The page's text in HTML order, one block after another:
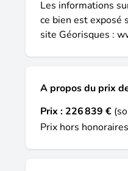
226 839 € Prix de
d'agence : 216
d'agence charge
e.thomas@safti.fr -
immatriculé au
numéro 878 632
Les informations
ce bien est exposé
site Géorisques :
A propos du prix
Prix : 226 839 €
Prix hors